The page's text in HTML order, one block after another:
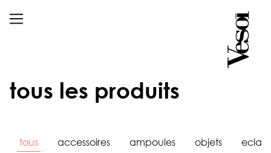
tous les produits
tous accessoires ampoules objets